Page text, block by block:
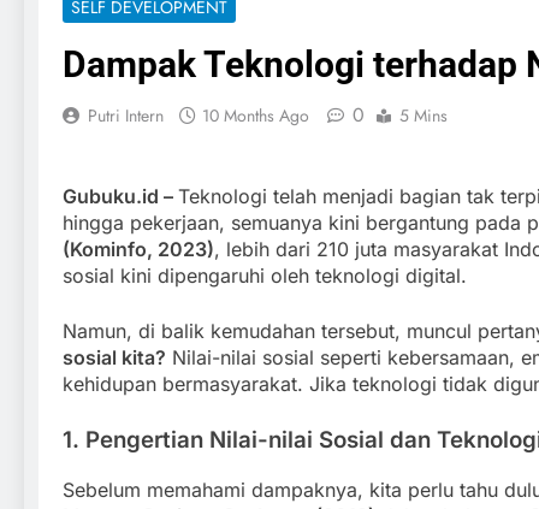
SELF DEVELOPMENT
Dampak Teknologi terhadap
Putri Intern 10 Months Ago 0 5 Mins
Gubuku.id – Teknologi telah menjadi bagian tak
hingga pekerjaan, semuanya kini bergantung pada
(Kominfo, 2023), lebih dari 210 juta masyarakat
sosial kini dipengaruhi oleh teknologi digital.
Namun, di balik kemudahan tersebut, muncul
sosial kita? Nilai-nilai sosial seperti kebersamaan,
kehidupan bermasyarakat. Jika teknologi tidak
1. Pengertian Nilai-nilai Sosial dan
Sebelum memahami dampaknya, kita perlu tahu